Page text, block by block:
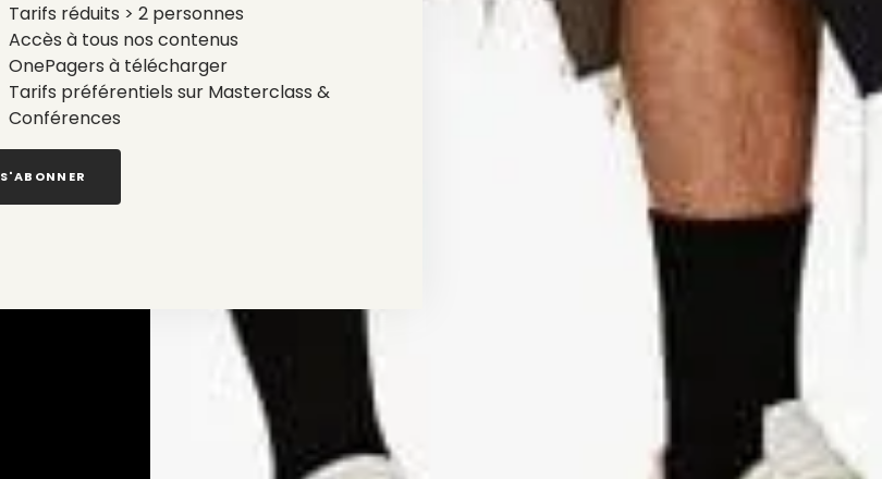
Tarifs réduits > 2 personnes
Accès à tous nos contenus
OnePagers à télécharger
Tarifs préférentiels sur Masterclass &
Conférences
S'ABONNER